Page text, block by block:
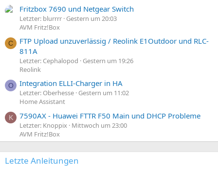
Fritzbox 7690 und Netgear Switch
Letzter: blurrrr Gestern um 20:03
AVM Fritz!Box
C
FTP Upload unzuverlässig / Reolink E1Outdoor und RLC-
811A
Letzter: Cephalopod
Gestern um 19:26
Reolink
O Integration ELLI-Charger in HA
Letzter: Oberhesse Gestern um 11:02
Home Assistant
K 7590AX - Huawei FTTR F50 Main und DHCP Probleme
Letzter: Knoppix
Mittwoch um 23:00
AVM Fritz!Box
Letzte Anleitungen